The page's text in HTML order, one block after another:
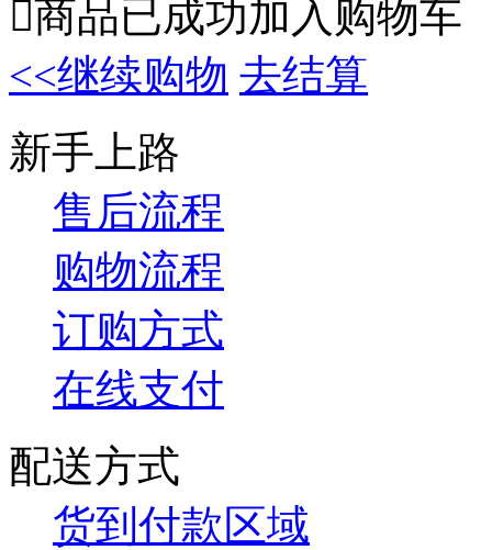
商品已成功加入购物车
<<继续购物 去结算
新手上路
售后流程
购物流程
订购方式
在线支付
配送方式
货到付款区域